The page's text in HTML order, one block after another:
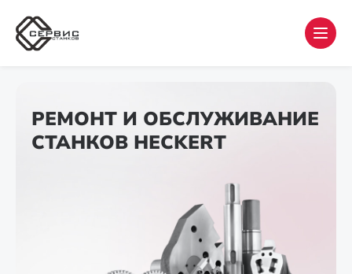
РЕМОНТ И ОБСЛУЖИВАНИЕ
СТАНКОВ HECKERT